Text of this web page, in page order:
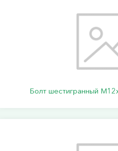
Болт шестигранный